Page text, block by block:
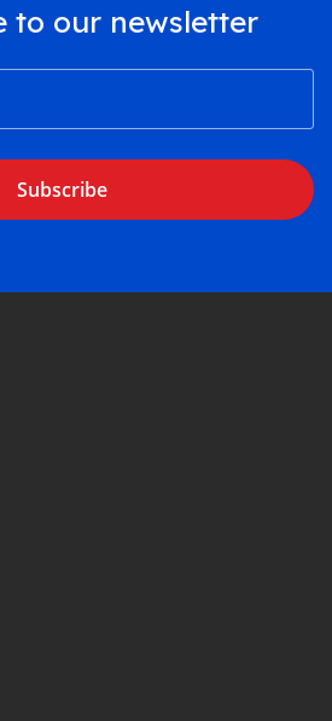
to our newsletter
Subscribe